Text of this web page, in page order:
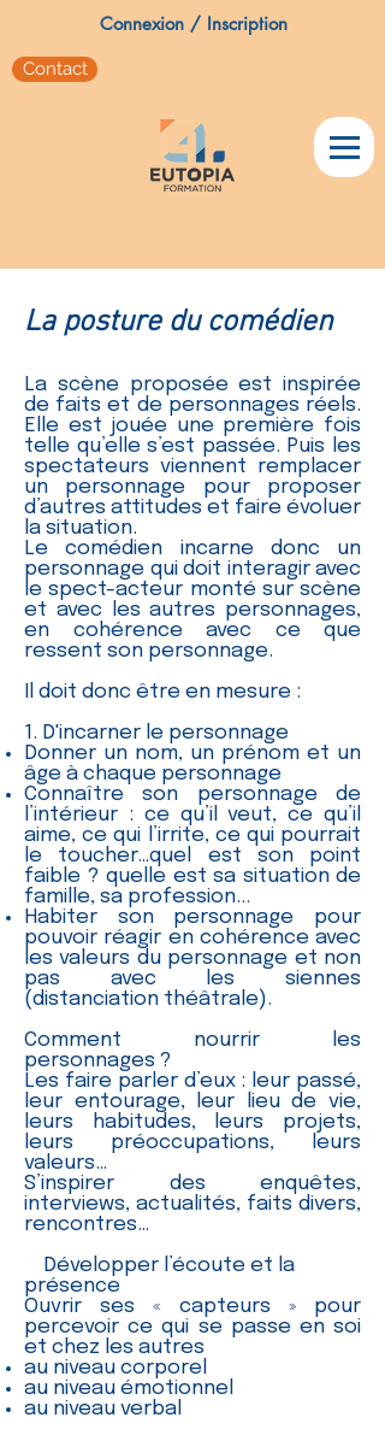
Connexion / Inscription
Contact
La posture du comédien
La scène proposée est inspirée
de faits et de personnages réels.
Elle est jouée une première fois
telle qu’elle s’est passée. Puis les
spectateurs viennent remplacer
un personnage pour proposer
d’autres attitudes et faire évoluer
la situation.
Le comédien incarne donc un
personnage qui doit interagir avec
le spect-acteur monté sur scène
et avec les autres personnages,
en cohérence avec ce que
ressent son personnage.
Il doit donc être en mesure :
1. D'incarner le personnage
Donner un nom, un prénom et un
âge à chaque personnage
Connaître son personnage de
l’intérieur : ce qu’il veut, ce qu’il
aime, ce qui l’irrite, ce qui pourrait
le toucher…quel est son point
faible ? quelle est sa situation de
famille, sa profession...
Habiter son personnage pour
pouvoir réagir en cohérence avec
les valeurs du personnage et non
pas avec les siennes
(distanciation théâtrale).
Comment nourrir les
personnages ?
Les faire parler d’eux : leur passé,
leur entourage, leur lieu de vie,
leurs habitudes, leurs projets,
leurs préoccupations, leurs
valeurs…
S’inspirer des enquêtes,
interviews, actualités, faits divers,
rencontres…
Développer l’écoute et la
présence
Ouvrir ses « capteurs » pour
percevoir ce qui se passe en soi
et chez les autres
au niveau corporel
au niveau émotionnel
au niveau verbal